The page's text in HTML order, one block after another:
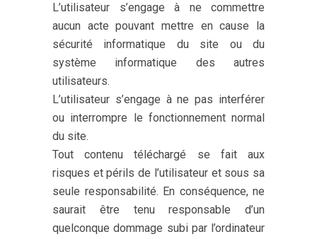
L’utilisateur s’engage à ne commettre
aucun acte pouvant mettre en cause la
sécurité informatique du site ou du
système informatique des autres
utilisateurs.
L’utilisateur s’engage à ne pas interférer
ou interrompre le fonctionnement normal
du site.
Tout contenu téléchargé se fait aux
risques et périls de l’utilisateur et sous sa
seule responsabilité. En conséquence, ne
saurait être tenu responsable d’un
quelconque dommage subi par l’ordinateur